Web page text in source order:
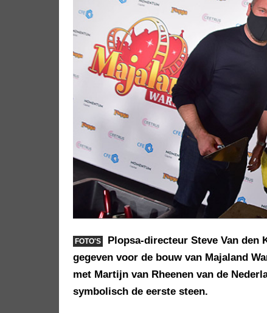
FOTO'S
Plopsa-directeur Steve Van
gegeven voor de bouw van Majaland
met Martijn van Rheenen van de
symbolisch de eerste steen.